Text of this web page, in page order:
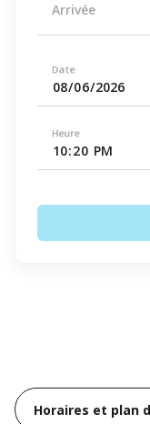
Arrivée
Date
Heure
Horaires et plan